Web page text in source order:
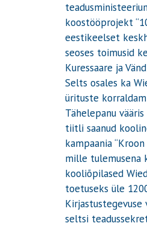
koostööprojekt
eestikeelset
seoses toimusid
Kuressaare ja
Selts osales ka
ürituste
Tähelepanu
tiitli saanud
kampaania
mille tulemusena
kooliõpilased
toetuseks üle
Kirjastustegevuse
seltsi